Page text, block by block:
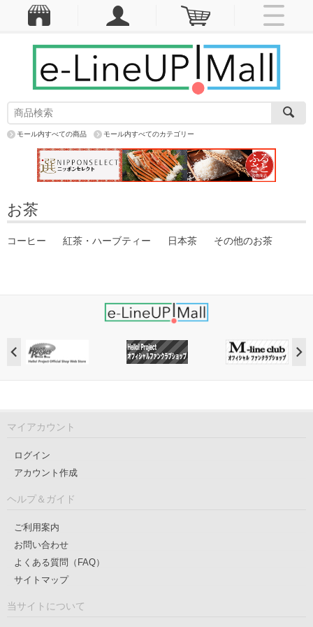
モール内すべての商品 モール内すべてのカテゴリー
お茶
コーヒー 紅茶・ハーブティー 日本茶 その他のお茶
マイアカウント
ログイン
アカウント作成
ヘルプ＆ガイド
ご利用案内
お問い合わせ
よくある質問（FAQ）
サイトマップ
当サイトについて